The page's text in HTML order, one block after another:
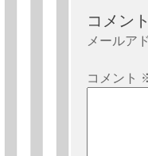
コメン
メールア
コメント